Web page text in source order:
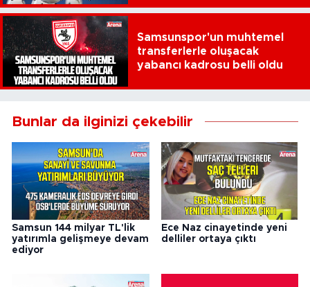
Samsunspor'un muhtemel
transferlerle oluşacak
yabancı kadrosu belli oldu
Bunlar da ilginizi çekebilir
Samsun 144 milyar TL'lik
yatırımla gelişmeye devam
ediyor
Ece Naz cinayetinde yeni
delliler ortaya çıktı